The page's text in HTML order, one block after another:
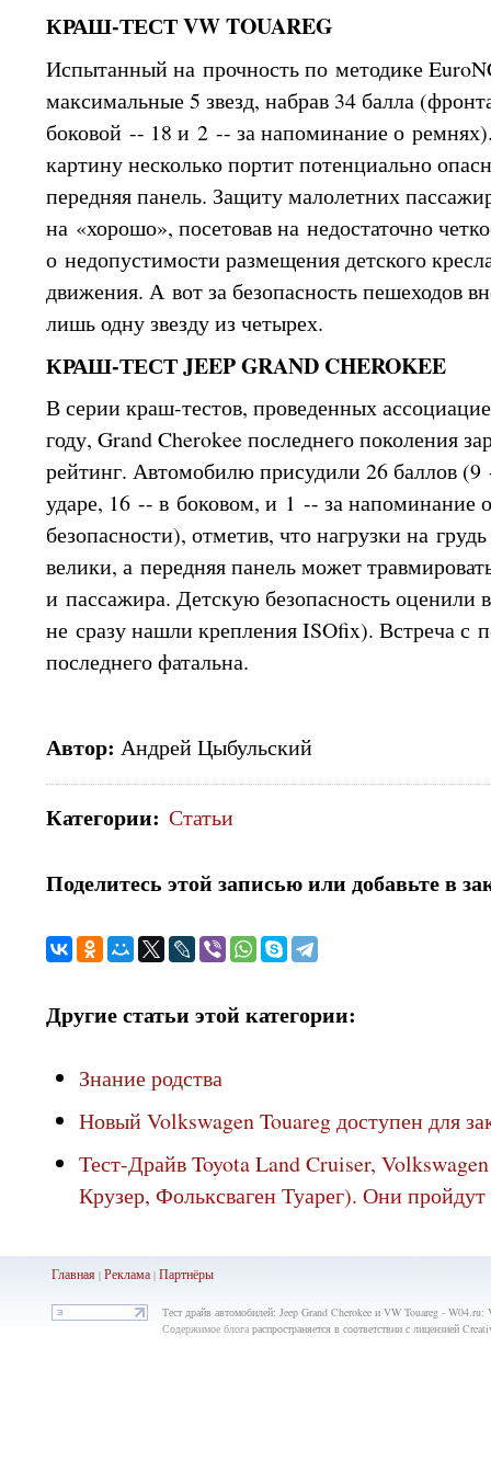
КРАШ-ТЕСТ VW TOUAREG
Испытанный на прочность по методике
максимальные 5 звезд, набрав 34 балла
боковой -- 18 и 2 -- за напоминание о
картину несколько портит потенциально
передняя панель. Защиту малолетних
на «хорошо», посетовав на недостаточно
о недопустимости размещения детского
движения. А вот за безопасность пешеходов
лишь одну звезду из четырех.
КРАШ-ТЕСТ JEEP GRAND CHEROKEE
В серии краш-тестов, проведенных
году, Grand Cherokee последнего поколения
рейтинг. Автомобилю присудили 26 баллов
ударе, 16 -- в боковом, и 1 -- за напоминание
безопасности), отметив, что нагрузки на
велики, а передняя панель может
и пассажира. Детскую безопасность оценили
не сразу нашли крепления ISOfix). Встреча с
последнего фатальна.
Автор: Андрей Цыбульский
Категории: Статьи
Поделитесь этой записью или добавьте в
Другие статьи этой категории:
Знание родства
Новый Volkswagen Touareg доступен для
Тест-Драйв Toyota Land Cruiser,
Крузер, Фольксваген Туарег). Они пройдут
Главная| Реклама| Партнёры
Тест драйв автомобилей: Jeep Grand Cherokee и VW Touareg - W04.ru:
Содержимое блогараспространяется в соответствии с лицензией